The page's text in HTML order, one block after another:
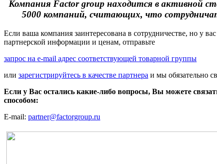
Компания Factor group находится в активной
5000 компаний, считающих, что
Если ваша компания заинтересована в сотрудничестве, но у
партнерской информации и ценам, отправьте
запрос на e-mail адрес соответствующей товарной группы
или зарегистрируйтесь в качестве партнера и мы обязательно
Если у Вас остались какие-либо вопросы, Вы можете
способом:
E-mail: partner@factorgroup.ru